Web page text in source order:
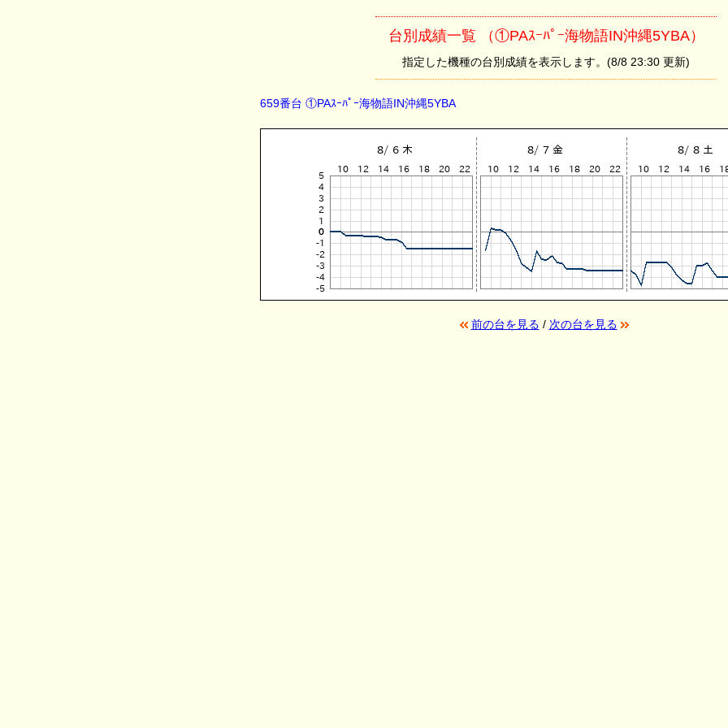
台別成績一覧 （①PAｽｰﾊﾟｰ海物語IN沖縄5YBA）
指定した機種の台別成績を表示します。(8/8 23:30 更新)
659番台 ①PAｽｰﾊﾟｰ海物語IN沖縄5YBA
前の台を見る / 次の台を見る